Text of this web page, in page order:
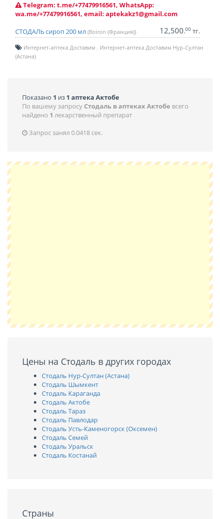
Telegram: t.me/+77479916561, WhatsApp:
wa.me/+77479916561, email: aptekakz1@gmail.com
СТОДАЛЬ сироп 200 мл (Boiron (Франция)) 12,500.00 тг.
Интернет-аптека Доставим
Интернет-аптека Доставим Нур-Султан
(Астана)
Показано 1 из 1 аптека Актобе
По вашему запросу Стодаль в аптеках Актобе всего
найдено 1 лекарственный препарат
Запрос занял 0.0418 сек.
Цены на Стодаль в других городах
Стодаль Нур-Султан (Астана)
Стодаль Шымкент
Стодаль Караганда
Стодаль Актобе
Стодаль Тараз
Стодаль Павлодар
Стодаль Усть-Каменогорск (Оксемен)
Стодаль Семей
Стодаль Уральск
Стодаль Костанай
Страны